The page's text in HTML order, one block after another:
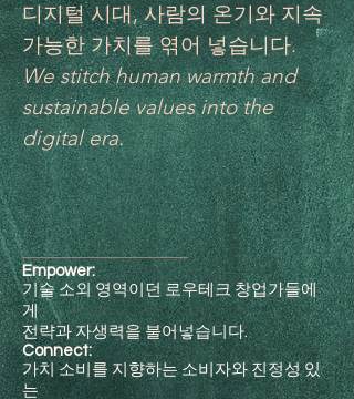
디지털 시대, 사람의 온기와 지속
가능한 가치를 엮어 넣습니다.
We stitch human warmth and
sustainable values into the
digital era.
Empower:
기술 소외 영역이던 로우테크 창업가들에
게
전략과 자생력을 불어넣습니다.
Connect:
가치 소비를 지향하는 소비자와 진정성 있
는